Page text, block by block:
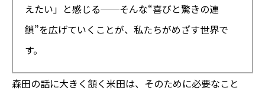
えたい」と感じる──そんな“喜びと驚きの連
鎖”を広げていくことが、私たちがめざす世界で
す。
森田の話に大きく頷く米田は、そのために必要なこと